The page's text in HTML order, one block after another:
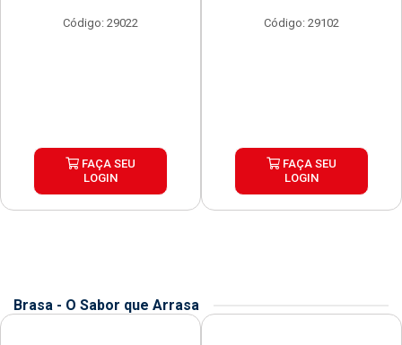
Código: 29022
FAÇA SEU
LOGIN
Código: 29102
FAÇA SEU
LOGIN
Brasa - O Sabor que Arrasa